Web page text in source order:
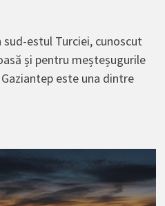
estul Turciei, cunoscut
și pentru meșteșugurile
este una dintre